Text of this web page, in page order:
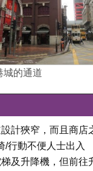
城的通道
計狹窄，而且商店
/行動不便人士出入
及升降機，但前往